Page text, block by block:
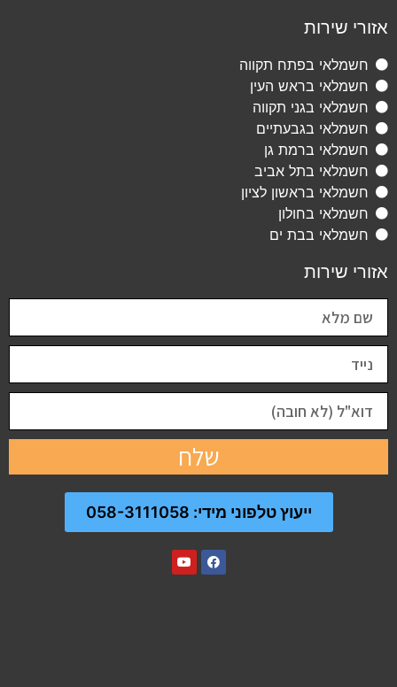
אזורי שירות
חשמלאי בפתח תקווה
חשמלאי בראש העין
חשמלאי בגני תקווה
חשמלאי בגבעתיים
חשמלאי ברמת גן
חשמלאי בתל אביב
חשמלאי בראשון לציון
חשמלאי בחולון
חשמלאי בבת ים
אזורי שירות
שלח
ייעוץ טלפוני מידי: 058-3111058